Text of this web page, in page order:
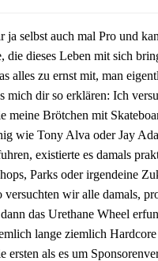
ja selbst auch mal Pro und
die dieses Leben mit sich
alles zu ernst mit, man
mich dir so erklären: Ich
meine Brötchen mit
wie Tony Alva oder Jay
existierte es damals
Parks oder irgendeine
versuchten wir alle damals,
das Urethane Wheel
lange ziemlich
ersten als es um